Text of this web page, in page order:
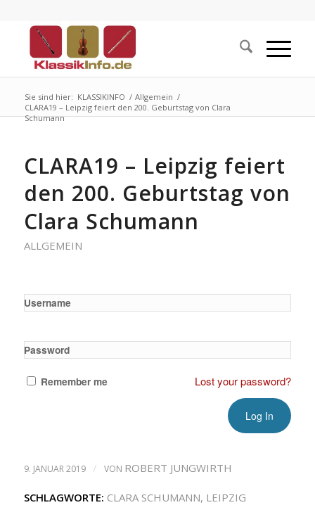
Sie sind hier: KLASSIKINFO / Allgemein /
CLARA19 – Leipzig feiert den 200. Geburtstag von Clara
Schumann
CLARA19 – Leipzig feiert
den 200. Geburtstag von
Clara Schumann
ALLGEMEIN
Username
Password
Remember me Lost your password?
9. JANUAR 2019 / VON ROBERT JUNGWIRTH
SCHLAGWORTE: CLARA SCHUMANN, LEIPZIG